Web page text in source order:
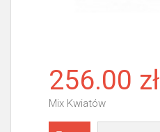
256.00 zł
Mix Kwiatów